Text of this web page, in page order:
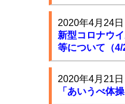
2020年4月24日
新型コロナウ
等について（
2020年4月21日
「あいうべ体